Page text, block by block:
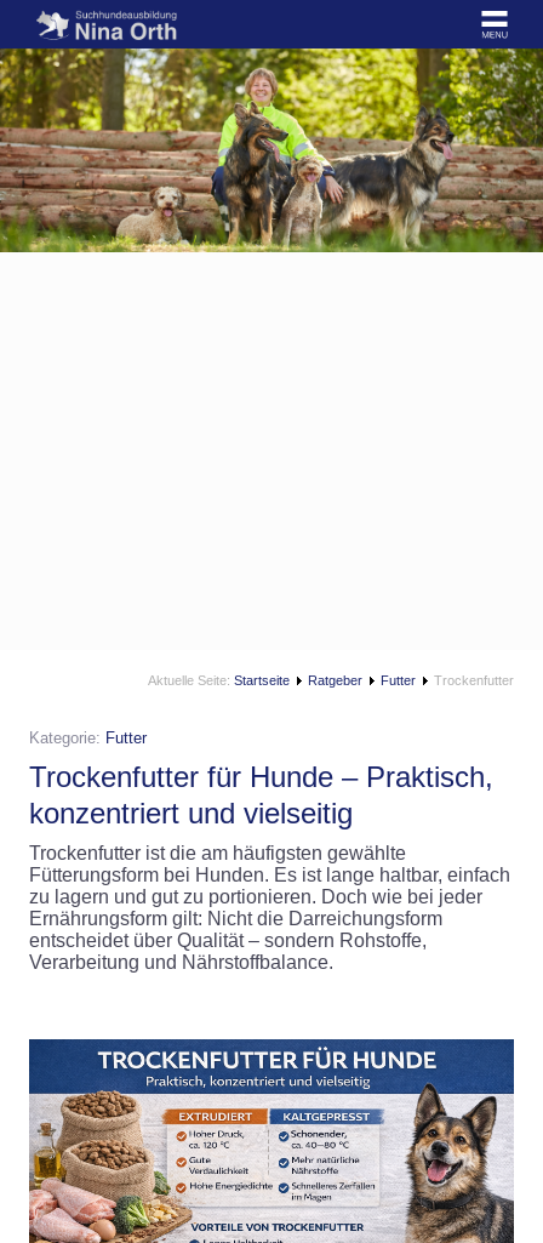
Aktuelle Seite: Startseite Ratgeber Futter Trockenfutter
Kategorie: Futter
Trockenfutter für Hunde – Praktisch,
konzentriert und vielseitig
Trockenfutter ist die am häufigsten gewählte
Fütterungsform bei Hunden. Es ist lange haltbar, einfach
zu lagern und gut zu portionieren. Doch wie bei jeder
Ernährungsform gilt: Nicht die Darreichungsform
entscheidet über Qualität – sondern Rohstoffe,
Verarbeitung und Nährstoffbalance.